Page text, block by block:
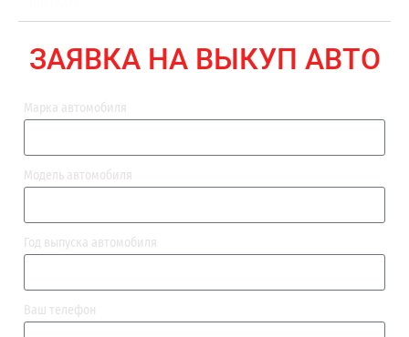
ЗАЯВКА НА ВЫКУП АВТО
Марка автомобиля
Модель автомобиля
Год выпуска автомобиля
Ваш телефон